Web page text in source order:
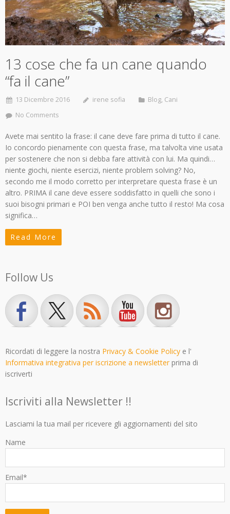
13 cose che fa un cane quando
“fa il cane”
13 Dicembre 2016 irene sofia Blog, Cani
No Comments
Avete mai sentito la frase: il cane deve fare prima di tutto il cane.
Io concordo pienamente con questa frase, ma talvolta vine usata
per sostenere che non si debba fare attività con lui. Ma quindi…
niente giochi, niente esercizi, niente problem solving? No,
secondo me il modo corretto per interpretare questa frase è un
altro. PRIMA il cane deve essere soddisfatto in quelli che sono i
suoi bisogni primari e POI ben venga anche tutto il resto! Ma cosa
significa…
Read More
Follow Us
Ricordati di leggere la nostra Privacy & Cookie Policy e l'
Informativa integrativa per iscrizione a newsletterprima di
iscriverti
Iscriviti alla Newsletter !!
Lasciami la tua mail per ricevere gli aggiornamenti del sito
Name
Email*